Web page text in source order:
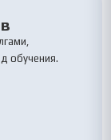
обучения.